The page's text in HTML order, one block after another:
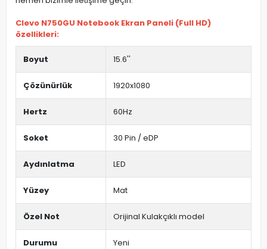
Clevo N750GU Notebook Ekran Paneli (Full HD)
özellikleri:
Boyut 15.6''
Çözünürlük 1920x1080
Hertz 60Hz
Soket 30 Pin / eDP
Aydınlatma LED
Yüzey Mat
Özel Not Orijinal Kulakçıklı model
Durumu Yeni